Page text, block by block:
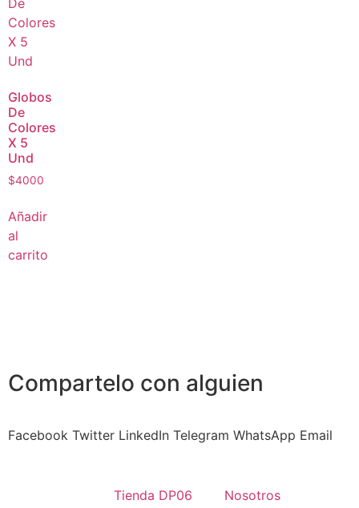
Globos
De
Colores
X 5
Und
$4000
Añadir
al
carrito
Compartelo con alguien
Facebook Twitter LinkedIn Telegram WhatsApp Email
Tienda DP06 Nosotros